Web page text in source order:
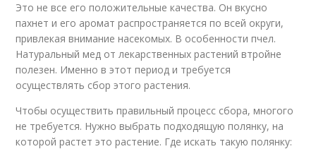
Это не все его положительные качества. Он вкусно
пахнет и его аромат распространяется по всей округи,
привлекая внимание насекомых. В особенности пчел.
Натуральный мед от лекарственных растений втройне
полезен. Именно в этот период и требуется
осуществлять сбор этого растения.
Чтобы осуществить правильный процесс сбора, многого
не требуется. Нужно выбрать подходящую полянку, на
которой растет это растение. Где искать такую полянку: